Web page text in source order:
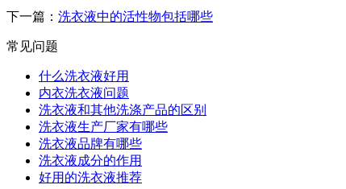
下一篇： 洗衣液中的活性物包括哪些
常见问题
什么洗衣液好用
内衣洗衣液问题
洗衣液和其他洗涤产品的区别
洗衣液生产厂家有哪些
洗衣液品牌有哪些
洗衣液成分的作用
好用的洗衣液推荐